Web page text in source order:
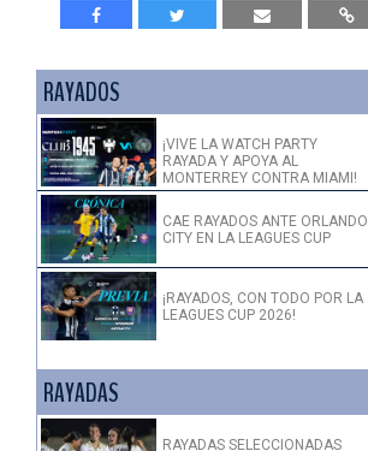
RAYADOS
¡VIVE LA WATCH PARTY
RAYADA Y APOYA AL
MONTERREY CONTRA MIAMI!
CAE RAYADOS ANTE ORLANDO
CITY EN LA LEAGUES CUP
¡RAYADOS, CON TODO POR LA
LEAGUES CUP 2026!
RAYADAS
RAYADAS SELECCIONADAS